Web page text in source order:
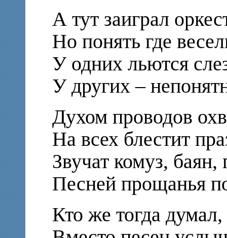
А тут заиграл
Но понять где
У одних льются
У других –
Духом проводов
На всех блестит
Звучат комуз, баян,
Песней прощанья
Кто же тогда